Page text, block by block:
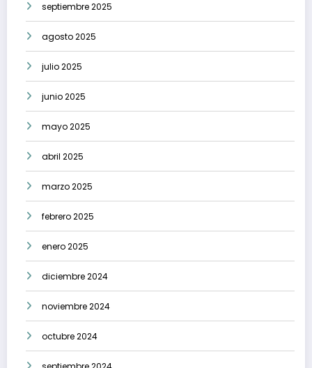
septiembre 2025
agosto 2025
julio 2025
junio 2025
mayo 2025
abril 2025
marzo 2025
febrero 2025
enero 2025
diciembre 2024
noviembre 2024
octubre 2024